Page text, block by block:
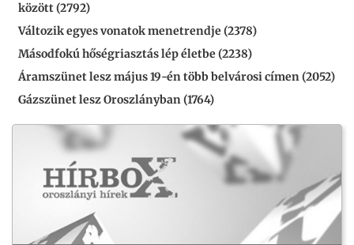
között (2792)
Változik egyes vonatok menetrendje (2378)
Másodfokú hőségriasztás lép életbe (2238)
Áramszünet lesz május 19-én több belvárosi címen (2052)
Gázszünet lesz Oroszlányban (1764)